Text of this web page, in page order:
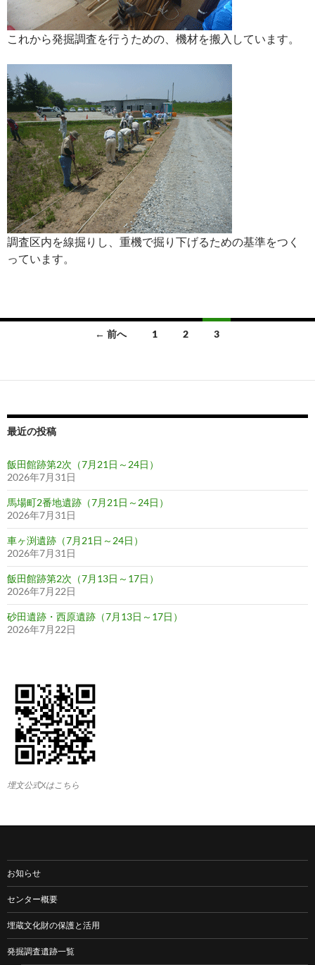
これから発掘調査を行うための、機材を搬入しています。
調査区内を線掘りし、重機で掘り下げるための基準をつく
っています。
ナ
ゲ
ー
シ
ョ
ン
← 前へ 1 2 3
最近の投稿
飯田館跡第2次（7月21日～24日）
2026年7月31日
馬場町2番地遺跡（7月21日～24日）
2026年7月31日
車ヶ渕遺跡（7月21日～24日）
2026年7月31日
飯田館跡第2次（7月13日～17日）
2026年7月22日
砂田遺跡・西原遺跡（7月13日～17日）
2026年7月22日
埋文公式Xはこちら
お知らせ
センター概要
埋蔵文化財の保護と活用
発掘調査遺跡一覧